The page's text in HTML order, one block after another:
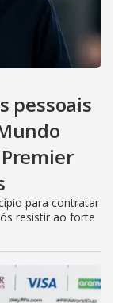
pessoais
para contratar
resistir ao forte